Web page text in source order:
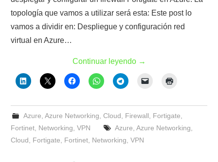
topología que vamos a utilizar será esta: Este post lo
vamos a dividir en: Despliegue y configuración red
virtual en Azure…
Continuar leyendo →
Azure Azure Networking Cloud Firewall Fortigate
Fortinet Networking ,VPN Azure Azure Networking
Cloud
Fortigate Fortinet Networking ,VPN